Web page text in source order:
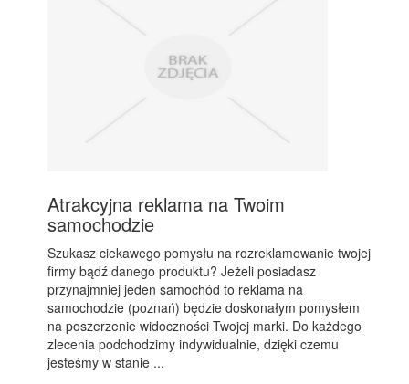
Atrakcyjna reklama na Twoim
samochodzie
Szukasz ciekawego pomysłu na rozreklamowanie twojej
firmy bądź danego produktu? Jeżeli posiadasz
przynajmniej jeden samochód to reklama na
samochodzie (poznań) będzie doskonałym pomysłem
na poszerzenie widoczności Twojej marki. Do każdego
zlecenia podchodzimy indywidualnie, dzięki czemu
jesteśmy w stanie ...